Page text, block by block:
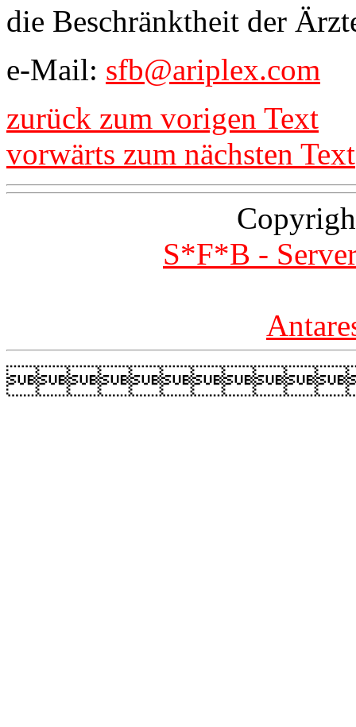
die Beschränktheit der
e-Mail: sfb@ariplex.com
zurück zum vorigen Text
vorwärts zum nächsten Text
S*F*B -